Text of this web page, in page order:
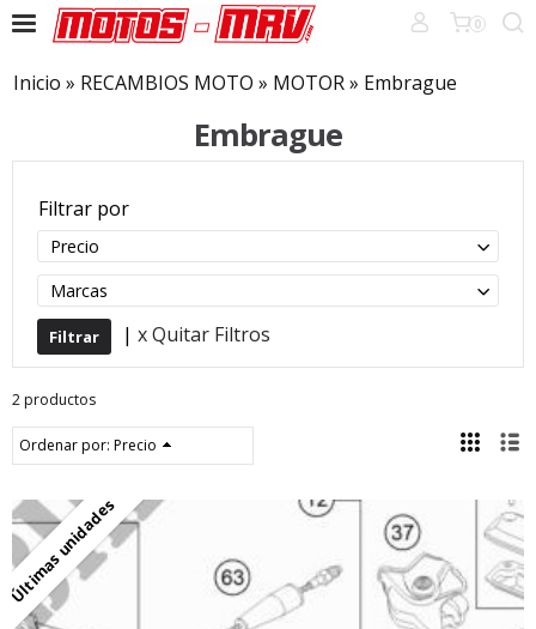
0
Inicio » RECAMBIOS MOTO » MOTOR» Embrague
Embrague
Filtrar por
Precio
Marcas
| x Quitar Filtros
2 productos
Ordenar por: Precio
Últimas unidades